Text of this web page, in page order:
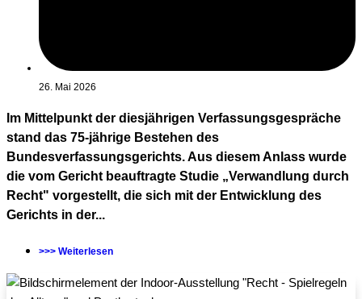
26. Mai 2026
Im Mittelpunkt der diesjährigen Verfassungsgespräche
stand das 75-jährige Bestehen des
Bundesverfassungsgerichts. Aus diesem Anlass wurde
die vom Gericht beauftragte Studie „Verwandlung durch
Recht" vorgestellt, die sich mit der Entwicklung des
Gerichts in der...
>>> Weiterlesen